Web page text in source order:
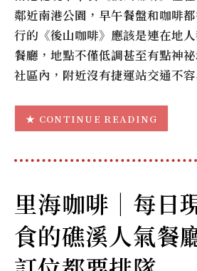
鄰近南港公園，早午餐盤和咖啡
行的《後山咖啡》應該是連在地
餐廳，地點不僅低調甚至有點神
社區內，附近沒有捷運站交通不
CONTINUE READING
里海咖啡｜每日
食的礁溪人氣餐